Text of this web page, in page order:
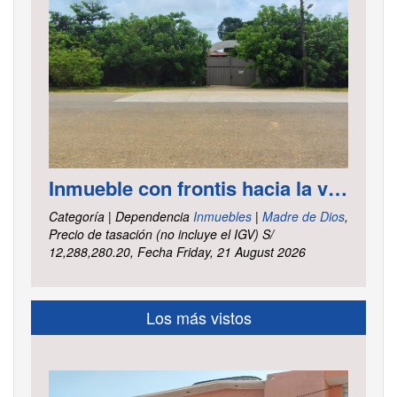
Inmueble con frontis hacia la vía al aeropuerto, es un terreno de forma irregular, cuenta con carretera asfaltada ubicado en la Av. Elmer Faucett km. 6.400, área ha. 2.625 distrito Tambopata, provincia Tambopata y departamento Madre de Dios
Categoría | Dependencia Inmuebles | Madre de Dios,
Precio de tasación (no incluye el IGV) S/
12,288,280.20, Fecha Friday, 21 August 2026
Los más vistos